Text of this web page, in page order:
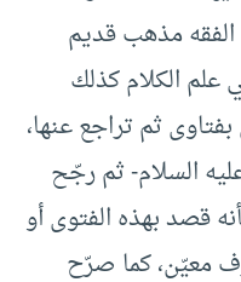
الفقه مذهب قديم
الكلام كذلك
ثم تراجع عنها،
السلام- ثم رجّح
قصد بهذه الفتوى أو
معيّن، كما صرّح